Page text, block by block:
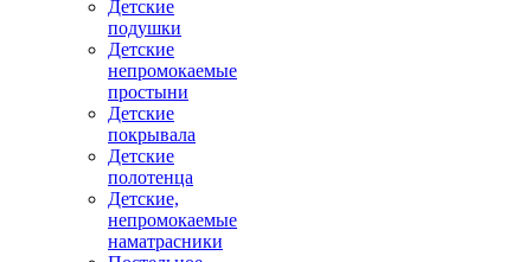
Детские
подушки
Детские
непромокаемые
простыни
Детские
покрывала
Детские
полотенца
Детские,
непромокаемые
наматрасники